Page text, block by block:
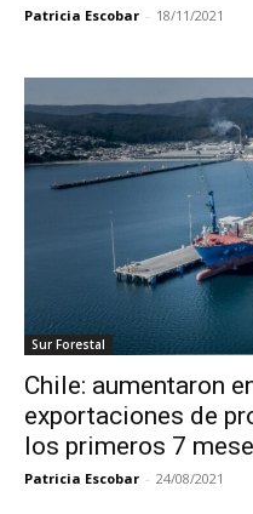
Patricia Escobar - 18/11/2021
Sur Forestal
Chile: aumentaron
exportaciones de
los primeros 7
Patricia Escobar - 24/08/2021